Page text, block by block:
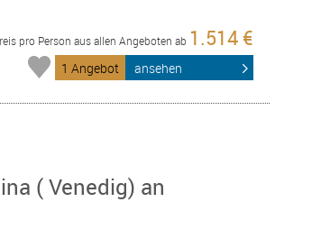
pro Person aus allen Angeboten ab 1.514 €
1 Angebot ansehen
( Venedig) an